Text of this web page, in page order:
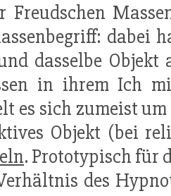
Freudschen
dabei
dasselbe Objekt
in ihrem Ich
es sich zumeist
Objekt (bei
. Prototypisch für
des